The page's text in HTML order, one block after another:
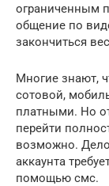
ограниченным
общение по
закончиться
Многие знают,
сотовой,
платными. Но
перейти
возможно.
аккаунта
помощью смс.